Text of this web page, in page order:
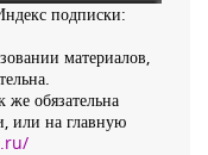
подписки:
материалов,
обязательна
или на главную